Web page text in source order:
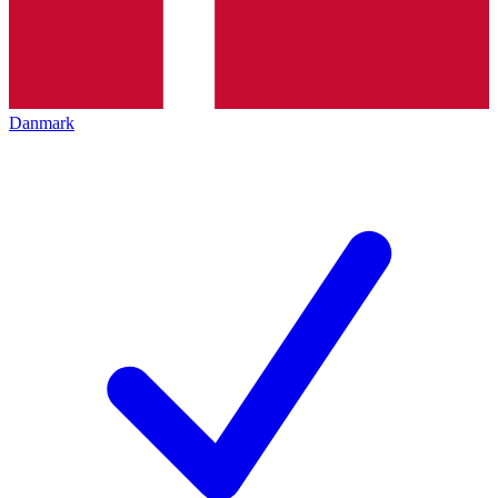
Danmark